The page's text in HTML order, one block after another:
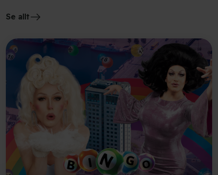
Se allt